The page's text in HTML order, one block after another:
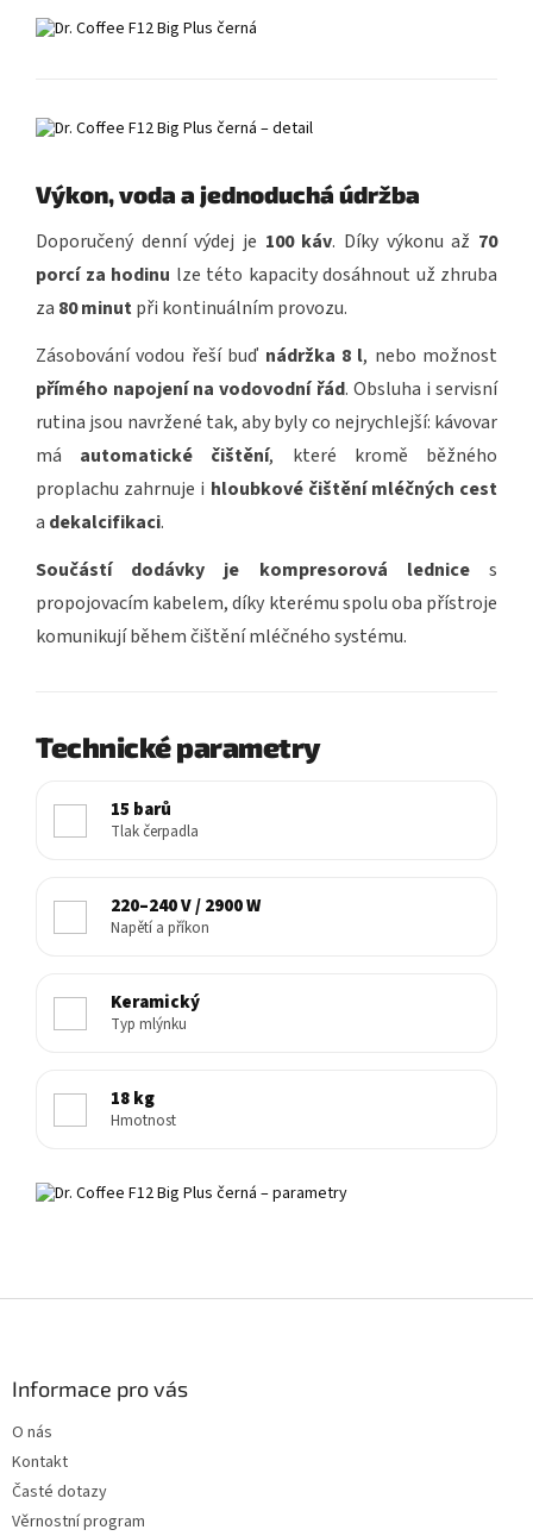
Výkon, voda a jednoduchá údržba
Doporučený denní výdej je 100 káv. Díky výkonu až 70
porcí za hodinu lze této kapacity dosáhnout už zhruba
za 80 minutpři kontinuálním provozu.
Zásobování vodou řeší buď nádržka 8 l, nebo možnost
přímého napojení na vodovodní řád. Obsluha i servisní
rutina jsou navržené tak, aby byly co nejrychlejší: kávovar
má automatické čištění, které kromě běžného
proplachu zahrnuje i hloubkové čištění mléčných cest
a dekalcifikaci.
Součástí dodávky je kompresorová lednices
propojovacím kabelem, díky kterému spolu oba přístroje
komunikují během čištění mléčného systému.
Technické parametry
15 barů
Tlak čerpadla
220–240 V / 2900 W
Napětí a příkon
Keramický
Typ mlýnku
18 kg
Hmotnost
Informace pro vás
O nás
Kontakt
Časté dotazy
Věrnostní program